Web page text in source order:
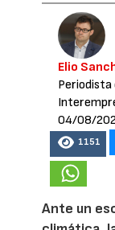
Elio
04/08/
1151
Ante un